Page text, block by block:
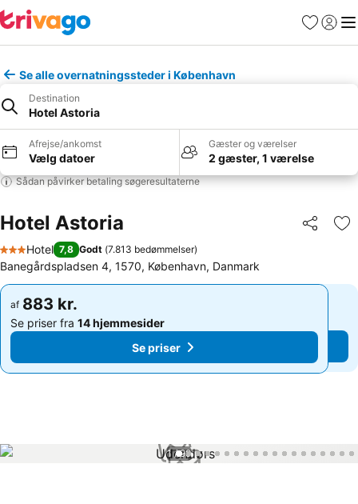
Favoritter
Log ind
Se alle overnatningssteder i København
Destination
Hotel Astoria
Afrejse/ankomst
Vælg datoer
Gæster og værelser
2 gæster, 1 værelse
Sådan påvirker betaling søgeresultaterne
Hotel Astoria Del
3 Stjerner
Hotel 7,8 Godt (7.813 bedømmelser)
Banegårdspladsen 4, 1570, København, Danmark
af 883 kr.
Se priser fra 14 hjemmesider
Se priser
af 883 kr.
Se priser fra 14 hjemmesider
Se priser
1 / 99